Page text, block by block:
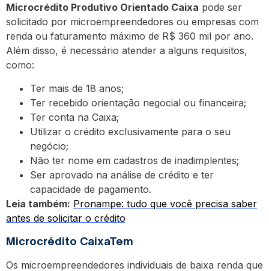
Microcrédito Produtivo Orientado Caixa pode ser
solicitado por microempreendedores ou empresas com
renda ou faturamento máximo de R$ 360 mil por ano.
Além disso, é necessário atender a alguns requisitos,
como:
Ter mais de 18 anos;
Ter recebido orientação negocial ou financeira;
Ter conta na Caixa;
Utilizar o crédito exclusivamente para o seu
negócio;
Não ter nome em cadastros de inadimplentes;
Ser aprovado na análise de crédito e ter
capacidade de pagamento.
Leia também: Pronampe: tudo que você precisa saber
antes de solicitar o crédito
Microcrédito CaixaTem
Os microempreendedores individuais de baixa renda que